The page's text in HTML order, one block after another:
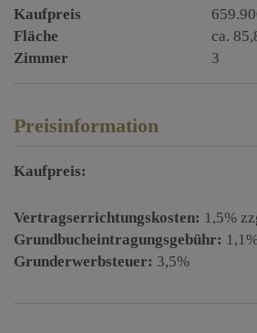
Kaufpreis
Fläche
ca.
Zimmer 3
Preisinformation
Kaufpreis:
Vertragserrichtungskosten: 1,5%
Grundbucheintragungsgebühr:
Grunderwerbsteuer: 3,5%